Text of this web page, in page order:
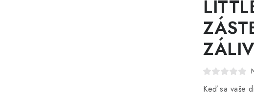
ZÁLIV
Keď sa vaše